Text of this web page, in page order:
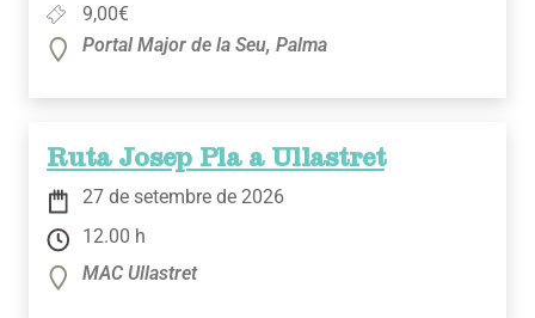
9,00€
Portal Major de la Seu, Palma
Ruta Josep Pla a Ullastret
27 de setembre de 2026
12.00 h
MAC Ullastret